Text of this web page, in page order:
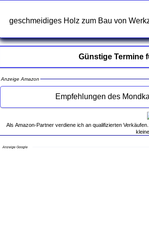
geschmeidiges Holz zum Bau von
Günstige Termine
Anzeige Amazon
Als Amazon-Partner verdiene ich an qualifizierten
Anzeige Google